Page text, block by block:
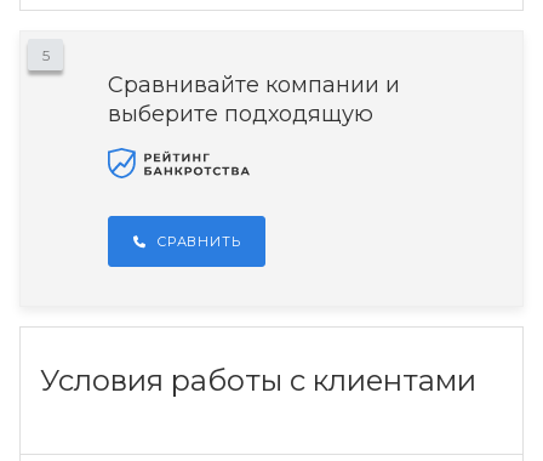
5
Сравнивайте компании и
выберите подходящую
СРАВНИТЬ
Условия работы с клиентами